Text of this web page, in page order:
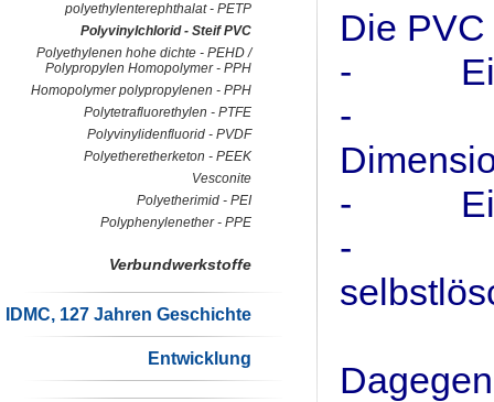
polyethylenterephthalat - PETP
Polyvinylchlorid - Steif PVC
Polyethylenen hohe dichte - PEHD /
Polypropylen Homopolymer - PPH
Homopolymer polypropylenen - PPH
Polytetrafluorethylen - PTFE
Polyvinylidenfluorid - PVDF
Polyetheretherketon - PEEK
Vesconite
Polyetherimid - PEI
Polyphenylenether - PPE
Verbundwerkstoffe
IDMC, 127 Jahren Geschichte
Entwicklung
Die
- Eine
-
- Eine
-